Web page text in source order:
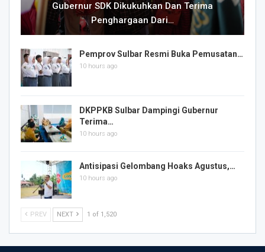
Gubernur SDK Dikukuhkan Dan Terima
Penghargaan Dari…
Pemprov Sulbar Resmi Buka Pemusatan…
10 hours ago
DKPPKB Sulbar Dampingi Gubernur
Terima…
10 hours ago
Antisipasi Gelombang Hoaks Agustus,…
10 hours ago
PREV NEXT 1 of 1,520